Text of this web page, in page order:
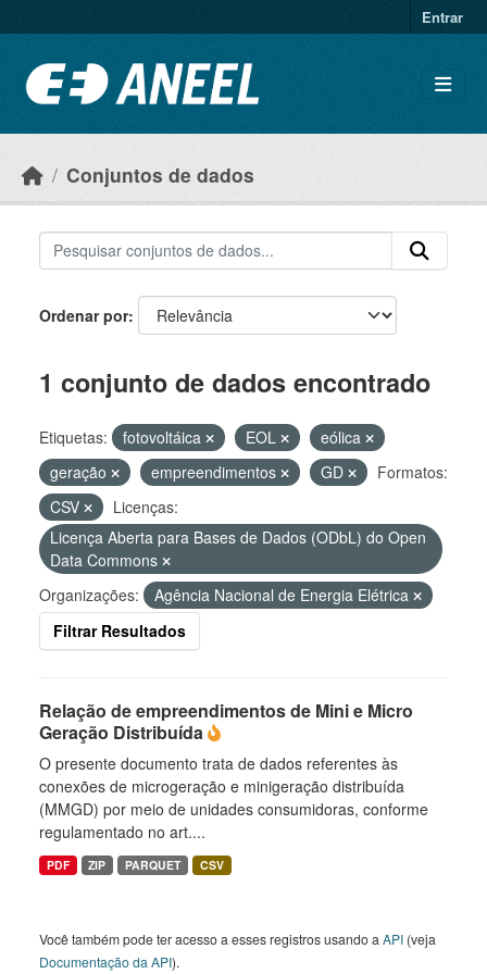
Entrar
Conjuntos de dados
Ordenar por
1 conjunto de dados encontrado
Etiquetas: fotovoltáica EOL
eólica
geração
empreendimentos GD
Formatos:
CSV
Licenças:
Licença Aberta para Bases de Dados (ODbL) do Open
Data Commons
Organizações:
Agência Nacional de Energia Elétrica
Filtrar Resultados
Relação de empreendimentos de Mini e Micro
Geração Distribuída
O presente documento trata de dados referentes às
conexões de microgeração e minigeração distribuída
(MMGD) por meio de unidades consumidoras, conforme
regulamentado no art....
PDF ZIP PARQUET CSV
Você também pode ter acesso a esses registros usando a API (veja
Documentação da API).